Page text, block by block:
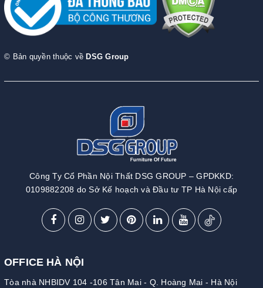
© Bản quyền thuộc về DSG Group
Công Ty Cổ Phần Nội Thất DSG GROUP – GPDKKD:
0109882208 do Sở Kế hoạch và Đầu tư TP Hà Nội cấp
OFFICE HÀ NỘI
Tòa nhà NHBIDV 104 -106 Tân Mai - Q. Hoàng Mai - Hà Nội